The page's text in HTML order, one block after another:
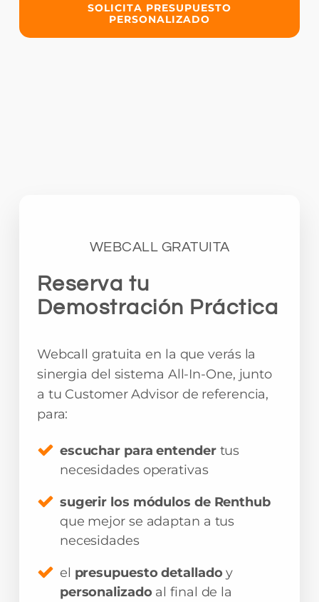
SOLICITA PRESUPUESTO
PERSONALIZADO
WEBCALL GRATUITA
Reserva tu
Demostración Práctica
Webcall gratuita en la que verás la
sinergia del sistema All-In-One, junto
a tu Customer Advisor de referencia,
para:
escuchar para entender tus
necesidades operativas
sugerir los módulos de Renthub
que mejor se adaptan a tus
necesidades
el presupuesto detalladoy
personalizadoal final de la